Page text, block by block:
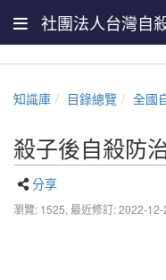
社團法人台灣自
知識庫 目錄總覽 全國
殺子後自殺防
分享
瀏覽: 1525, 最近修訂: 2022-12-